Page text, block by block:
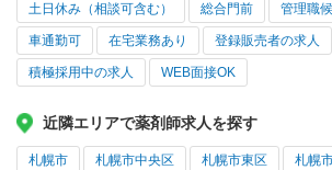
土日休み（相談可含む） 総合門前 管理職
車通勤可 在宅業務あり 登録販売者の求人
積極採用中の求人 WEB面接OK
近隣エリアで薬剤師求人を探す
札幌市 札幌市中央区 札幌市東区 札幌